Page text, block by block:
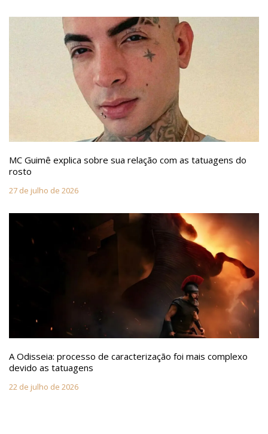
MC Guimê explica sobre sua relação com as tatuagens do
rosto
27 de julho de 2026
A Odisseia: processo de caracterização foi mais complexo
devido as tatuagens
22 de julho de 2026